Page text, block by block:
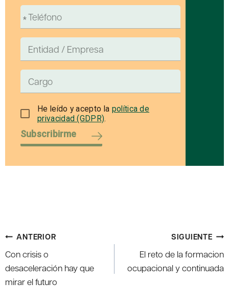
He leído y acepto la política de
privacidad (GDPR).
Subscribirme
Navegación
de
entradas
ANTERIOR
Con crisis o
desaceleración hay que
mirar el futuro
SIGUIENTE
El reto de la formacion
ocupacional y continuada